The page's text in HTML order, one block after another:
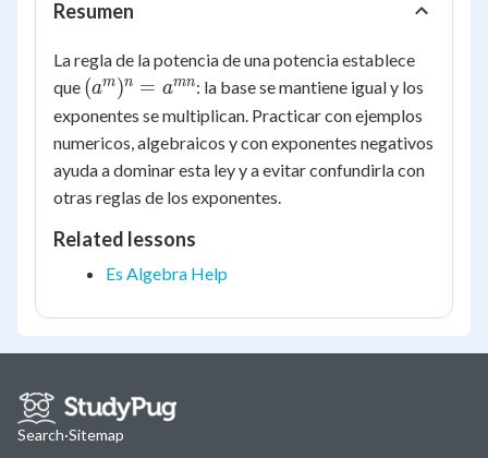
Resumen
La regla de la potencia de una potencia establece
que (a^{m})^{n}
= a^{mn}
(am )n = amn: la base se mantiene igual y los
exponentes se multiplican. Practicar con ejemplos
numericos, algebraicos y con exponentes negativos
ayuda a dominar esta ley y a evitar confundirla con
otras reglas de los exponentes.
Related lessons
Es Algebra Help
Search·Sitemap